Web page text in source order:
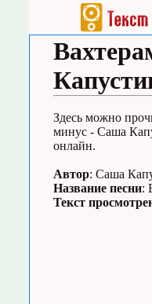
Здесь можно
минус - Саша
онлайн.
Автор: Саша
Название песни:
Текст